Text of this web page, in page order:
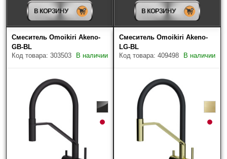
В КОРЗИНУ В КОРЗИНУ
Смеситель Omoikiri Akeno-
GB-BL
Код товара: 303503
В наличии
Смеситель Omoikiri Akeno-
LG-BL
Код товара: 409498
В наличии